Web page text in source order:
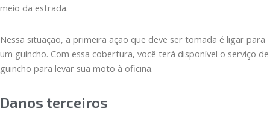
meio da estrada.
Nessa situação, a primeira ação que deve ser tomada é ligar para
um guincho. Com essa cobertura, você terá disponível o serviço de
guincho para levar sua moto à oficina.
Danos terceiros